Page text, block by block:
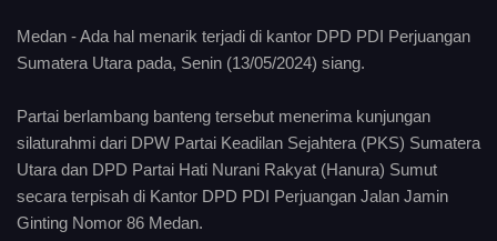
Medan - Ada hal menarik terjadi di kantor DPD PDI Perjuangan
Sumatera Utara pada, Senin (13/05/2024) siang.
Partai berlambang banteng tersebut menerima kunjungan
silaturahmi dari DPW Partai Keadilan Sejahtera (PKS) Sumatera
Utara dan DPD Partai Hati Nurani Rakyat (Hanura) Sumut
secara terpisah di Kantor DPD PDI Perjuangan Jalan Jamin
Ginting Nomor 86 Medan.